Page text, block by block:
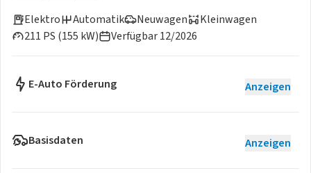
Elektro
Neuwagen
211 PS (155 kW)
Automatik
Kleinwagen
Verfügbar 12/2026
E-Auto Förderung Anzeigen
Basisdaten Anzeigen